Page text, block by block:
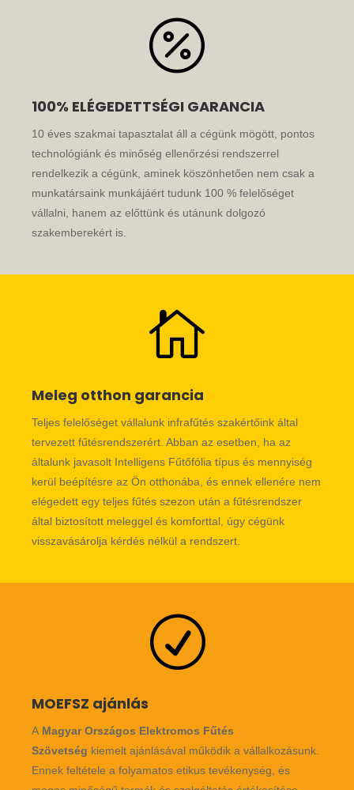

100% ELÉGEDETTSÉGI GARANCIA
10 éves szakmai tapasztalat áll a cégünk mögött, pontos
technológiánk és minőség ellenőrzési rendszerrel
rendelkezik a cégünk, aminek köszönhetően nem csak a
munkatársaink munkájáért tudunk 100 % felelőséget
vállalni, hanem az előttünk és utánunk dolgozó
szakemberekért is.

Meleg otthon garancia
Teljes felelőséget vállalunk infrafűtés szakértőink által
tervezett fűtésrendszerért. Abban az esetben, ha az
általunk javasolt Intelligens Fűtőfólia típus és mennyiség
kerül beépítésre az Ön otthonába, és ennek ellenére nem
elégedett egy teljes fűtés szezon után a fűtésrendszer
által biztosított meleggel és komforttal, úgy cégünk
visszavásárolja kérdés nélkül a rendszert.
R
MOEFSZ ajánlás
A Magyar Országos Elektromos Fűtés
Szövetség kiemelt ajánlásával működik a vállalkozásunk.
Ennek feltétele a folyamatos etikus tevékenység, és